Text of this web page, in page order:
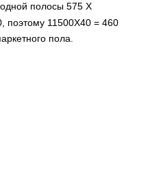
полосы 575 X
поэтому 11500X40 = 460
пола.